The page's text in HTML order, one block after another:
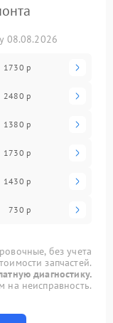
08.08.2026
1730 р
2480 р
1380 р
1730 р
1430 р
730 р
без учета
запчастей.
диагностику.
на неисправность.